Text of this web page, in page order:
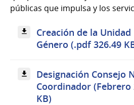
públicas que impulsa y los
Creación de la Unidad
Género (.pdf 326.49
Designación Consejo
Coordinador (Febrero
KB)